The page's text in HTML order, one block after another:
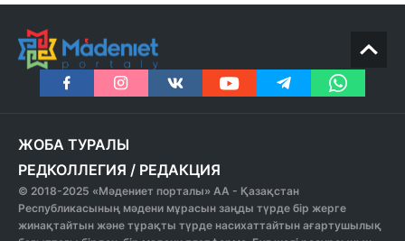
ЖОБА ТУРАЛЫ
РЕДКОЛЛЕГИЯ / РЕДАКЦИЯ
© 2018-2025 «Мәдениет порталы» АА - Қазақстан
Республикасының мәдени мұрасын заңды түрде бір жерге
жинақтайтын және тұрақты түрде насихаттайтын ағартушылық